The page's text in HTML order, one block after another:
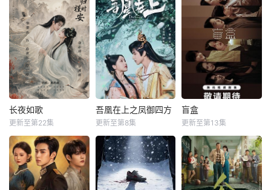
该剧围绕四位建筑
师展开，讲述了他
们在中意合作项目
中面对专业挑战与
境外竞争，通过创
新实践实现本土设
计理念突破的故
事。
本剧讲述了状元实
业家张謇创办大生
企业，实业报国的
故事。甲午战争
后，国家蒙羞，张
謇虽高中状元，却
渴望寻求强国之
路。他毅然弃政从
商，殚精竭虑，创
办了中国第一家民
厂。经历集资风波
等种种挫折后
抗战期间，日伪政
府强行推广、使用
由“中国准备银行”
发行的伪钞货币。
根据党中央指示，
高景波、徐邵梁、
孙希光和黄鹰等人
开始筹备建立冀南
银行，手艺人张宝
田在共产党人的感
南币的使命。1939
年
长夜如歌
俐乐
讲述了黎安城大郡
主棠溪槿与烈云峥
之间曲折动人的情
长夜如歌
更新至第22集
吾凰在上之凤御四方
姜贞羽
改编自快看漫画作
者嗷小泽的独家连
载漫画《吾凰在
吾凰在上之凤御四方
更新至第8集
盲盒
五个相互独立，又
彼此呼应的故事
——用一场精心策
划的“夏令营”完成
盲盒
更新至第13集